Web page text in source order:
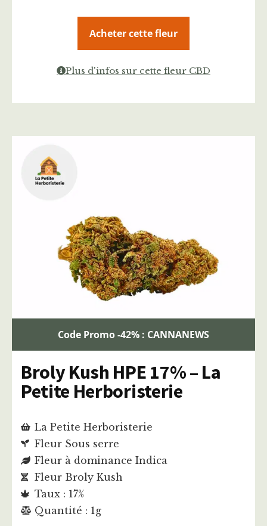
Acheter cette fleur
Plus d'infos sur cette fleur CBD
Code Promo -42% : CANNANEWS
Broly Kush HPE 17% – La
Petite Herboristerie
La Petite Herboristerie
Fleur Sous serre
Fleur à dominance Indica
Fleur Broly Kush
Taux : 17%
Quantité : 1g